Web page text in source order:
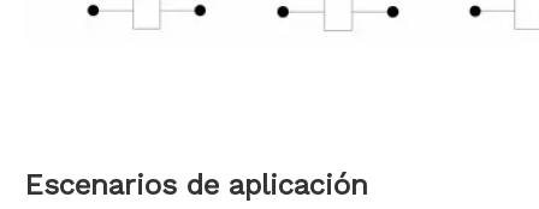
Escenarios de aplicación